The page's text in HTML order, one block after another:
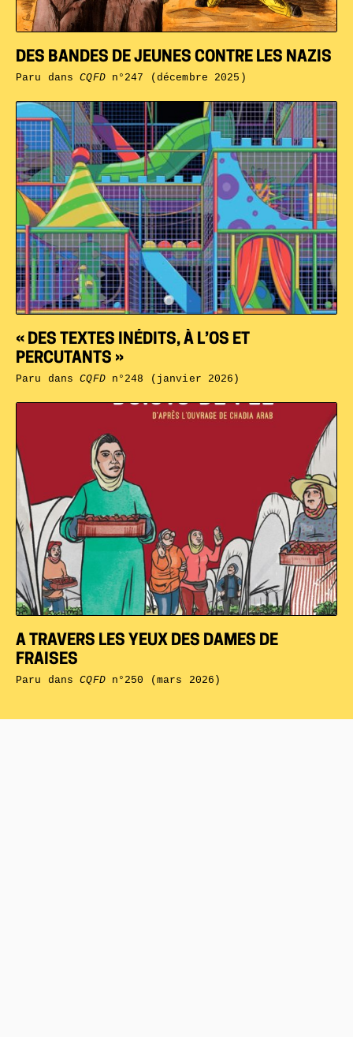
A TRAVERS LES YEUX DES DAMES DE
FRAISES
Paru dansCQFDn°250 (mars 2026)
« DES TEXTES INÉDITS, À L’OS ET
PERCUTANTS »
Paru dansCQFDn°248 (janvier 2026)
DES BANDES DE JEUNES CONTRE LES NAZIS
Paru dansCQFDn°247 (décembre 2025)